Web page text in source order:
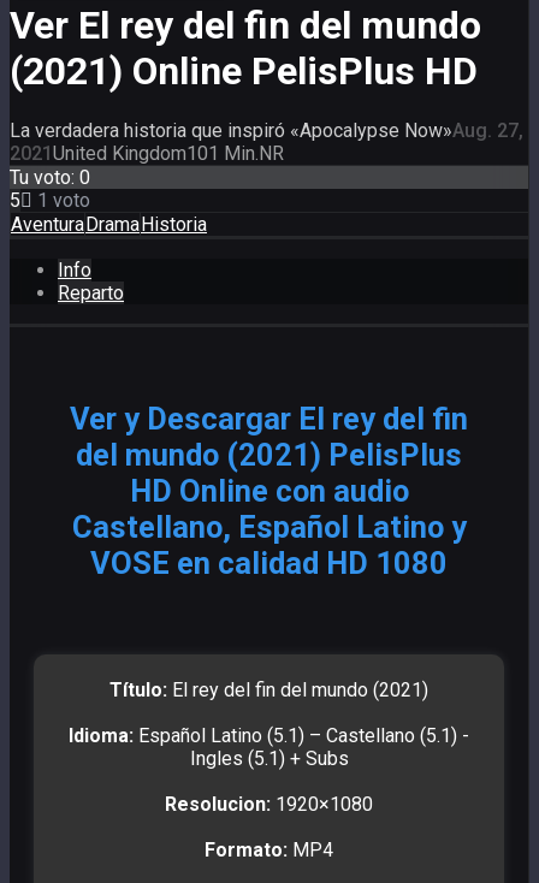
Ver El rey del fin del mundo
(2021) Online PelisPlus HD
La verdadera historia que inspiró «Apocalypse Now»Aug. 27,
2021United Kingdom101 Min.NR
Tu voto: 0
5
1 voto
AventuraDramaHistoria
Info
Reparto
Ver y Descargar El rey del fin
del mundo (2021) PelisPlus
HD Online con audio
Castellano, Español Latino y
VOSE en calidad HD 1080
Título: El rey del fin del mundo (2021)
Idioma: Español Latino (5.1) – Castellano (5.1) -
Ingles (5.1) + Subs
Resolucion: 1920×1080
Formato: MP4